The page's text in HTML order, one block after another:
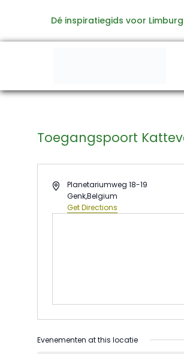
de
Dé inspiratiegids voor Limburg
Toegangspoort
AddressPlanetariumweg 18-19
Genk,Belgium
Get Directions
Evenementen at this locatie